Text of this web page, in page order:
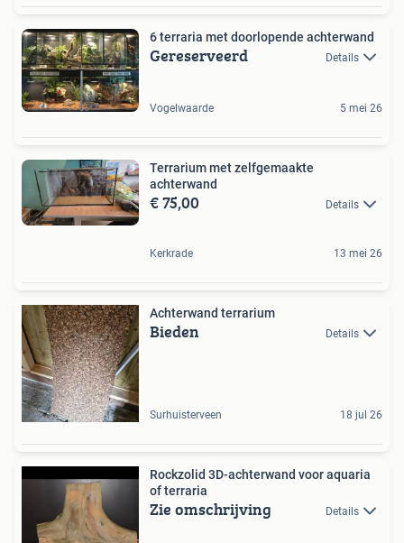
6 terraria met doorlopende achterwand
Gereserveerd Details
Vogelwaarde 5 mei 26
Terrarium met zelfgemaakte
achterwand
€ 75,00 Details
Kerkrade 13 mei 26
Achterwand terrarium
Bieden Details
Surhuisterveen 18 jul 26
Rockzolid 3D-achterwand voor aquaria
of terraria
Zie omschrijving Details